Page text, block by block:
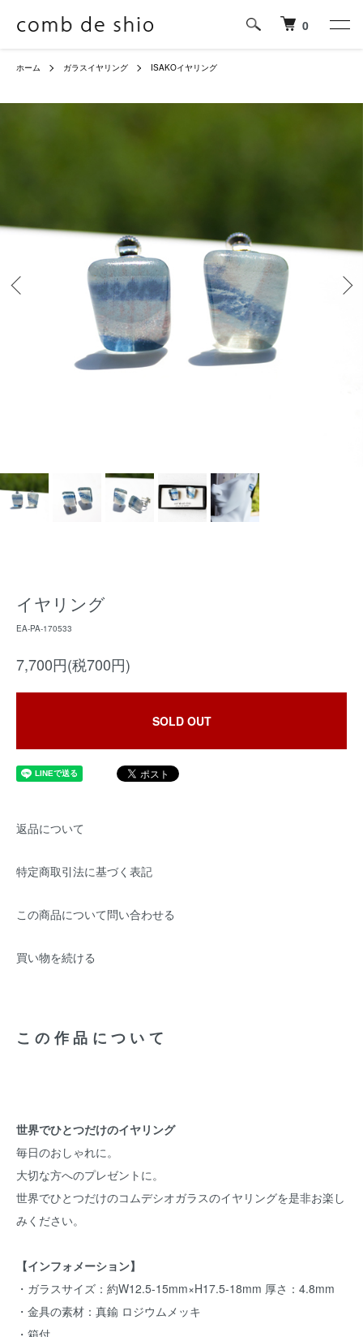
0
ホーム ガラスイヤリング ISAKOイヤリング
イヤリング
EA-PA-170533
7,700円(税700円)
SOLD OUT
返品について
特定商取引法に基づく表記
この商品について問い合わせる
買い物を続ける
この作品について
世界でひとつだけのイヤリング
毎日のおしゃれに。
大切な方へのプレゼントに。
世界でひとつだけのコムデシオガラスのイヤリングを是非お楽し
みください。
【インフォメーション】
・ガラスサイズ：約W12.5-15mm×H17.5-18mm 厚さ：4.8mm
・金具の素材：真鍮 ロジウムメッキ
・箱付